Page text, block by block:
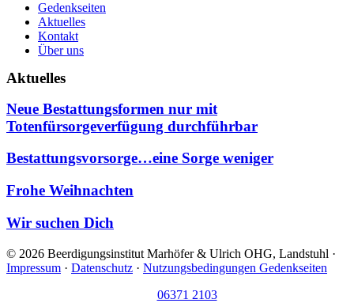
Gedenkseiten
Aktuelles
Kontakt
Über uns
Aktuelles
Neue Bestattungsformen nur mit
Totenfürsorgeverfügung durchführbar
Bestattungsvorsorge…eine Sorge weniger
Frohe Weihnachten
Wir suchen Dich
© 2026 Beerdigungsinstitut Marhöfer & Ulrich OHG, Landstuhl ·
Impressum · Datenschutz · Nutzungsbedingungen Gedenkseiten
06371 2103